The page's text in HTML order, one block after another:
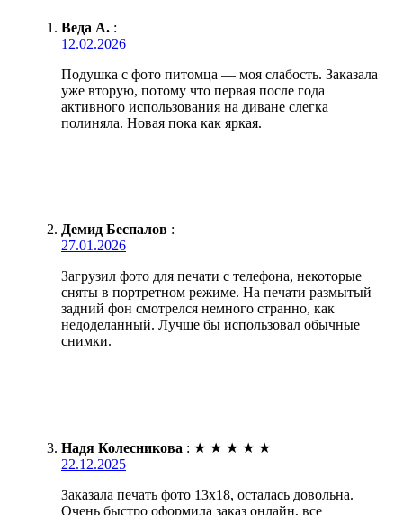
Веда А. :
12.02.2026
Подушка с фото питомца — моя слабость. Заказала
уже вторую, потому что первая после года
активного использования на диване слегка
полиняла. Новая пока как яркая.
Демид Беспалов :
27.01.2026
Загрузил фото для печати с телефона, некоторые
сняты в портретном режиме. На печати размытый
задний фон смотрелся немного странно, как
недоделанный. Лучше бы использовал обычные
снимки.
Надя Колесникова : ★ ★ ★ ★ ★
22.12.2025
Заказала печать фото 13х18, осталась довольна.
Очень быстро оформила заказ онлайн, все